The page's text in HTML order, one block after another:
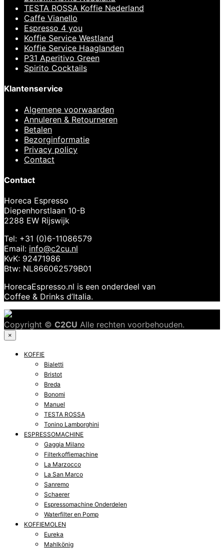
TESTA ROSSA Koffie Nederland
Caffe Vianello
Espresso 4 you
Koffie Service Westland
Koffie Service Haaglanden
P31 Aperitivo Green
Spirito Cocktails
Klantenservice
Algemene voorwaarden
Annuleren & Retourneren
Betalen
Bezorginformatie
Privacy policy
Contact
Contact
Horeca Espresso
Diepenhorstlaan 10-B
2288 EW Rijswijk
Tel: +31 (0)6-11086579
Email: info@c2cu.nl
KvK: 92471986
Btw: NL866062579B01
HorecaEspresso.nl is een onderdeel van
Coffee & Drinks d’Italia.
Copyright © C2CU Alle rechten voorbehouden.
×
KOFFIE
Bialetti
Bristot
Breda
Bonomi
Manuel
TESTA ROSSA
Tonino Lamborghini
ESPRESSOMACHINE
Gaggia Milano
Filterkoffiemachine
La Marzocco
La San Marco
Sanremo
Schaerer
Espressomachine Onderdelen
Waterfilter en Pomp
KOFFIEMOLEN
Eureka
Mahlkönig